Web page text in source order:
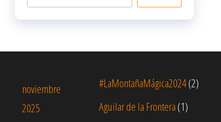
#LaMontañaMágica2024(2)
Aguilar de la Frontera (1)
noviembre
2025